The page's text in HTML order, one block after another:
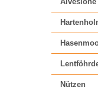
Nützen